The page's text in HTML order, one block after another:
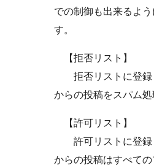
での制御も出来るよ
す。
【拒否リスト】
拒否リストに登録
からの投稿をスパム処
【許可リスト】
許可リストに登録
からの投稿はすべて